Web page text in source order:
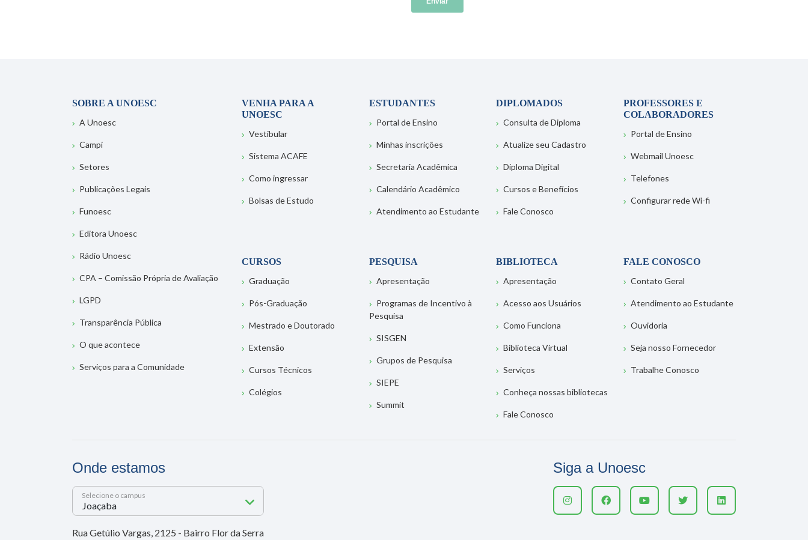
SOBRE A UNOESC
A Unoesc
Campi
Setores
Publicações Legais
Funoesc
Editora Unoesc
Rádio Unoesc
CPA – Comissão Própria de Avaliação
LGPD
Transparência Pública
O que acontece
Serviços para a Comunidade
VENHA PARA A
UNOESC
Vestibular
Sistema ACAFE
Como ingressar
Bolsas de Estudo
ESTUDANTES
Portal de Ensino
Minhas inscrições
Secretaria Acadêmica
Calendário Acadêmico
Atendimento ao Estudante
DIPLOMADOS
Consulta de Diploma
Atualize seu Cadastro
Diploma Digital
Cursos e Benefícios
Fale Conosco
PROFESSORES E
COLABORADORES
Portal de Ensino
Webmail Unoesc
Telefones
Configurar rede Wi-fi
CURSOS
Graduação
Pós-Graduação
Mestrado e Doutorado
Extensão
Cursos Técnicos
Colégios
PESQUISA
Apresentação
Programas de Incentivo à
Pesquisa
SISGEN
Grupos de Pesquisa
SIEPE
Summit
BIBLIOTECA
Apresentação
Acesso aos Usuários
Como Funciona
Biblioteca Virtual
Serviços
Conheça nossas bibliotecas
Fale Conosco
FALE CONOSCO
Contato Geral
Atendimento ao Estudante
Ouvidoria
Seja nosso Fornecedor
Trabalhe Conosco
Onde estamos
Selecione o campus
Rua Getúlio Vargas, 2125 - Bairro Flor da Serra
Siga a Unoesc